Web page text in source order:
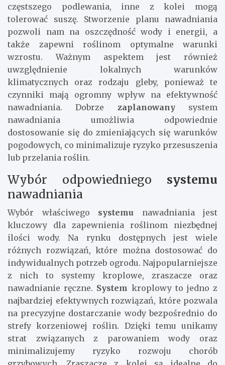
częstszego podlewania, inne z kolei mogą
tolerować suszę. Stworzenie planu nawadniania
pozwoli nam na oszczędność wody i energii, a
także zapewni roślinom optymalne warunki
wzrostu. Ważnym aspektem jest również
uwzględnienie lokalnych warunków
klimatycznych oraz rodzaju gleby, ponieważ te
czynniki mają ogromny wpływ na efektywność
nawadniania. Dobrze zaplanowanysystem
nawadniania umożliwia odpowiednie
dostosowanie się do zmieniających się warunków
pogodowych, co minimalizuje ryzyko przesuszenia
lub przelania roślin.
Wybór odpowiedniego systemu
nawadniania
Wybór właściwego systemu nawadniania jest
kluczowy dla zapewnienia roślinom niezbędnej
ilości wody. Na rynku dostępnych jest wiele
różnych rozwiązań, które można dostosować do
indywidualnych potrzeb ogrodu. Najpopularniejsze
z nich to systemy kroplowe, zraszacze oraz
nawadnianie ręczne. System kroplowy to jedno z
najbardziej efektywnych rozwiązań, które pozwala
na precyzyjne dostarczanie wody bezpośrednio do
strefy korzeniowej roślin. Dzięki temu unikamy
strat związanych z parowaniem wody oraz
minimalizujemy ryzyko rozwoju chorób